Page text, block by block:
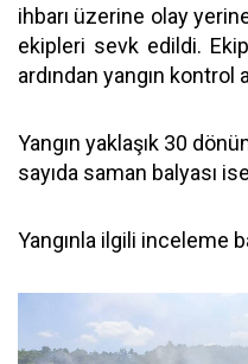
ihbarı üzerine olay
ekipleri sevk edildi.
ardından yangın kontrol
Yangın yaklaşık 30
sayıda saman balyası
Yangınla ilgili inceleme